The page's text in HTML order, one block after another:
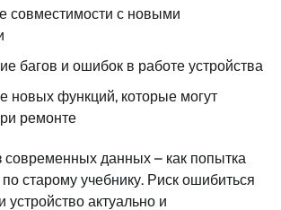
совместимости с новыми
багов и ошибок в работе устройства
новых функций, которые могут
ремонте
современных данных – как попытка
по старому учебнику. Риск ошибиться
актуально и